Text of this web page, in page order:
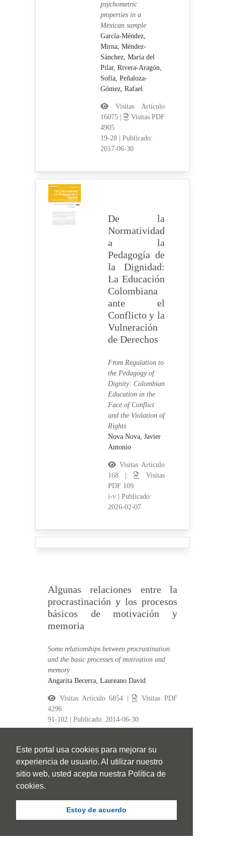
Este portal usa cookies para mejorar su
experiencia de usuario. Al utilizar nuestro
sitio web, usted acepta nuestra Política de
cookies.
Estoy de acuerdo
psychometric
properties in a
Mexican sample
García-Méndez,
Mirna, Méndez-
Sánchez, María del
Pilar, Rivera-Aragón,
Sofía, Peñaloza-
Gómez, Rafael
Visitas Artículo
16075 |
Visitas PDF
4905
19-28
Publicado:
2017-06-30
De la
Normatividad
a la
Pedagogía de
la Dignidad:
La Educación
Colombiana
ante el
Conflicto y la
Vulneración
de Derechos
From Regulation to
the Pedagogy of
Dignity: Colombian
Education in the
Face of Conflict
and the Violation of
Rights
Nova Nova, Javier
Antonio
Visitas Artículo
168 |
Visitas
PDF 109
i-v
Publicado:
2026-02-07
Algunas relaciones entre la
procrastinación y los procesos
básicos de motivación y
memoria
Some relationships between procrastination
and the basic processes of motivation and
memory
Angarita Becerra, Laureano David
Visitas Artículo 6854 |
Visitas PDF
4296
91-102
|Publicado: 2014-06-30
Colombia en el sistema
nacional de protección al